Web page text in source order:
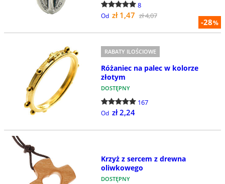
-28%
8
Od zł 1,47 zł 4,07
RABATY ILOŚCIOWE
Różaniec na palec w kolorze
złotym
DOSTĘPNY
167
Od zł 2,24
Krzyż z sercem z drewna
oliwkowego
DOSTĘPNY